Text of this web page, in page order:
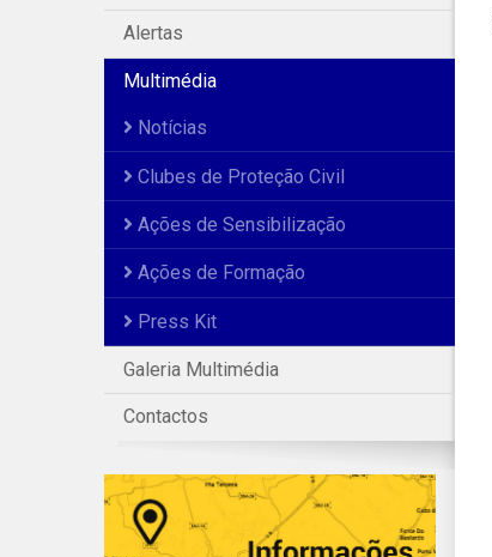
Alertas
Multimédia
Notícias
Clubes de Proteção Civil
Ações de Sensibilização
Ações de Formação
Press Kit
Galeria Multimédia
Contactos